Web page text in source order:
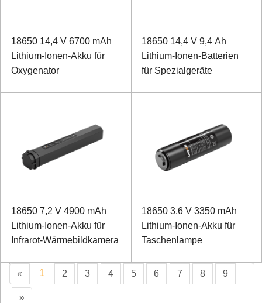
18650 14,4 V 6700 mAh
Lithium-Ionen-Akku für
Oxygenator
18650 14,4 V 9,4 Ah
Lithium-Ionen-Batterien
für Spezialgeräte
18650 7,2 V 4900 mAh
Lithium-Ionen-Akku für
Infrarot-Wärmebildkamera
18650 3,6 V 3350 mAh
Lithium-Ionen-Akku für
Taschenlampe
« 1 2 3 4 5 6 7 8 9
»